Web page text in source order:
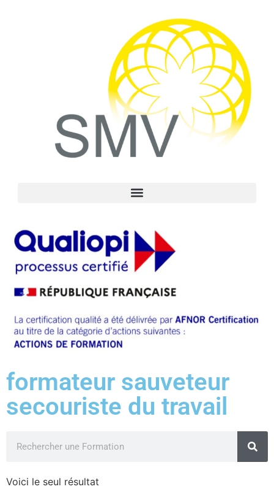
formateur sauveteur
secouriste du travail
Voici le seul résultat